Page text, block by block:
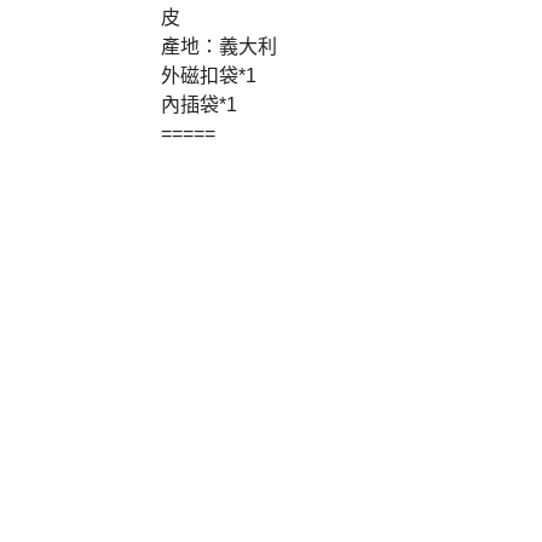
皮
產地：義大利
外磁扣袋*1
內插袋*1
=====